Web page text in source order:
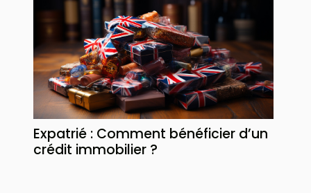
Expatrié : Comment bénéficier d’un
crédit immobilier ?